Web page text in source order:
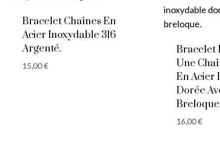
Bracelet Chaînes En
Acier Inoxydable 316
Argenté.
15,00€
Bracelet
Une
En Acier
Dorée
16,00€